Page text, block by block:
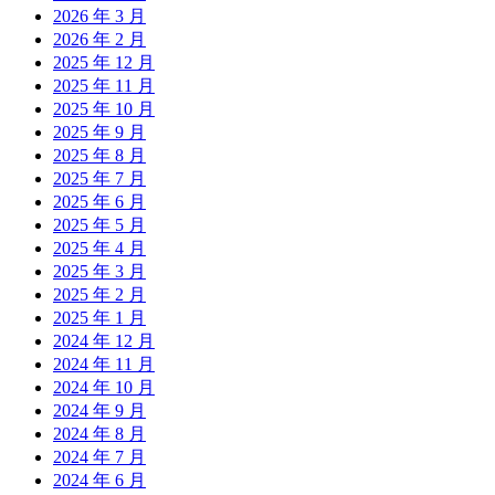
2026 年 3 月
2026 年 2 月
2025 年 12 月
2025 年 11 月
2025 年 10 月
2025 年 9 月
2025 年 8 月
2025 年 7 月
2025 年 6 月
2025 年 5 月
2025 年 4 月
2025 年 3 月
2025 年 2 月
2025 年 1 月
2024 年 12 月
2024 年 11 月
2024 年 10 月
2024 年 9 月
2024 年 8 月
2024 年 7 月
2024 年 6 月